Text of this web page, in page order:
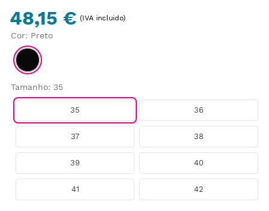
48,15 € (IVA incluido)
Cor: Preto
Tamanho: 35
35 36
37 38
39 40
41 42